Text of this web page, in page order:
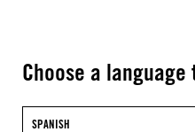
Choose a
SPANISH